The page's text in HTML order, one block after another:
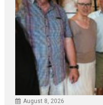
August 8, 2026